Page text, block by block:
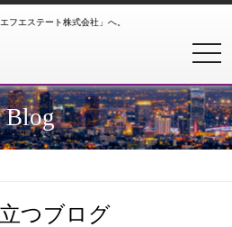
フエステート株式会社」へ。
Blog
つブログ